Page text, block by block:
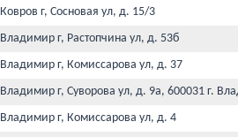
Ковров г, Сосновая ул, д. 15/3
Владимир г, Растопчина ул, д. 53б
Владимир г, Комиссарова ул, д. 37
Владимир г, Суворова ул, д. 9а, 600031 г.
Владимир г, Комиссарова ул, д. 4